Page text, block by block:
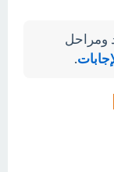
ومراحل
.